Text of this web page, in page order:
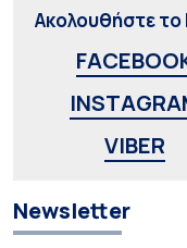
Ακολουθήστε
VIBER
Newsletter